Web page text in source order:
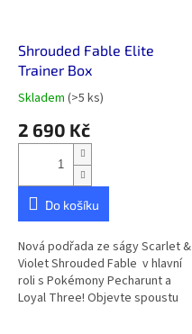
Shrouded Fable Elite
Trainer Box
Průměrné
produktu
z
hvězdiček.
Skladem (>5 ks)
2 690 Kč
Do košíku
Nová podřada ze ságy Scarlet &
Violet Shrouded Fable v hlavní
roli s Pokémony Pecharunt a
Loyal Three! Objevte spoustu